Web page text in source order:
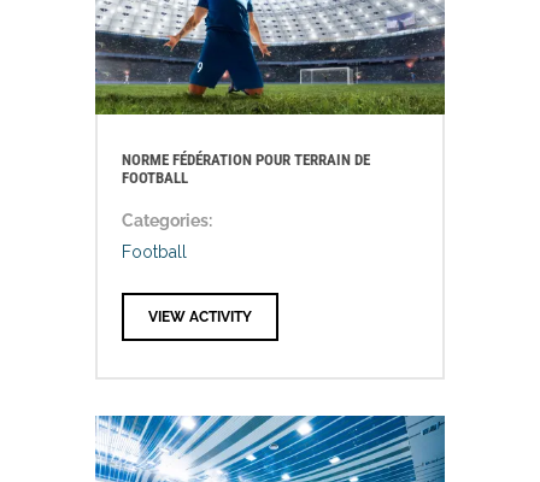
NORME FÉDÉRATION POUR TERRAIN DE
FOOTBALL
Categories:
Football
VIEW ACTIVITY